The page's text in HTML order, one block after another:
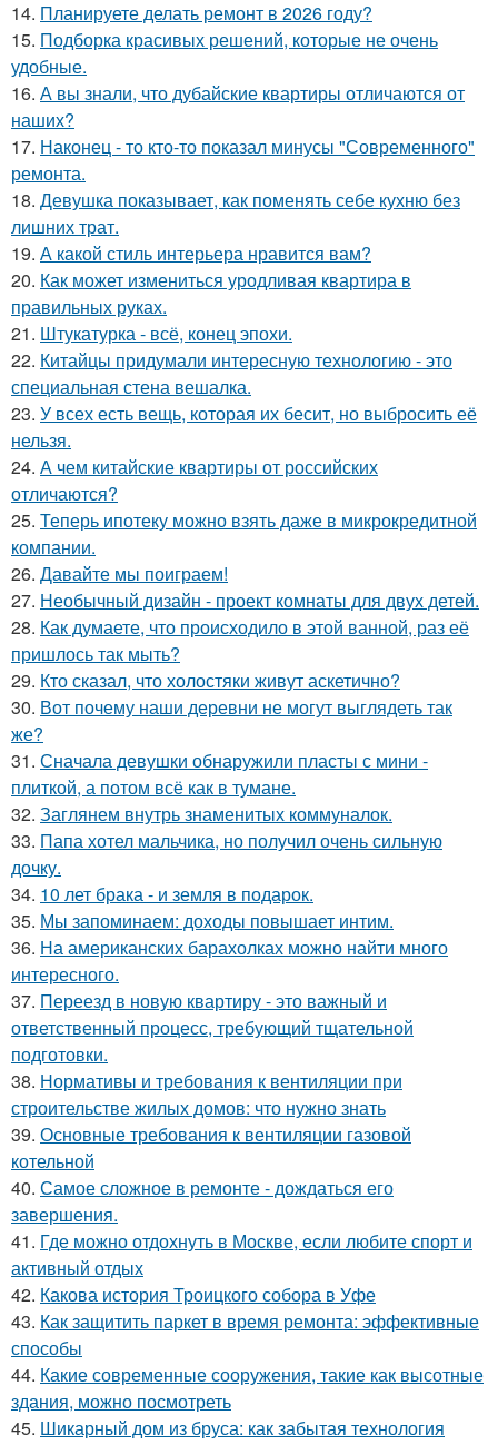
14. Планируете делать ремонт в 2026 году?
15. Подборка красивых решений, которые не очень
удобные.
16. А вы знали, что дубайские квартиры отличаются от
наших?
17. Наконец - то кто-то показал минусы "Современного"
ремонта.
18. Девушка показывает, как поменять себе кухню без
лишних трат.
19. А какой стиль интерьера нравится вам?
20. Как может измениться уродливая квартира в
правильных руках.
21. Штукатурка - всё, конец эпохи.
22. Китайцы придумали интересную технологию - это
специальная стена вешалка.
23. У всех есть вещь, которая их бесит, но выбросить её
нельзя.
24. А чем китайские квартиры от российских
отличаются?
25. Теперь ипотеку можно взять даже в микрокредитной
компании.
26. Давайте мы поиграем!
27. Необычный дизайн - проект комнаты для двух детей.
28. Как думаете, что происходило в этой ванной, раз её
пришлось так мыть?
29. Кто сказал, что холостяки живут аскетично?
30. Вот почему наши деревни не могут выглядеть так
же?
31. Сначала девушки обнаружили пласты с мини -
плиткой, а потом всё как в тумане.
32. Заглянем внутрь знаменитых коммуналок.
33. Папа хотел мальчика, но получил очень сильную
дочку.
34. 10 лет брака - и земля в подарок.
35. Мы запоминаем: доходы повышает интим.
36. На американских барахолках можно найти много
интересного.
37. Переезд в новую квартиру - это важный и
ответственный процесс, требующий тщательной
подготовки.
38. Нормативы и требования к вентиляции при
строительстве жилых домов: что нужно знать
39. Основные требования к вентиляции газовой
котельной
40. Самое сложное в ремонте - дождаться его
завершения.
41. Где можно отдохнуть в Москве, если любите спорт и
активный отдых
42. Какова история Троицкого собора в Уфе
43. Как защитить паркет в время ремонта: эффективные
способы
44. Какие современные сооружения, такие как высотные
здания, можно посмотреть
45. Шикарный дом из бруса: как забытая технология